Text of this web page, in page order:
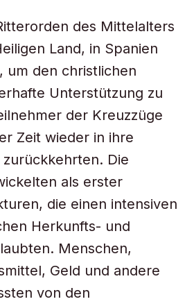
des Mittelalters
Land, in Spanien
um den christlichen
Unterstützung zu
der Kreuzzüge
Zeit wieder in ihre
Die
als erster
die einen intensiven
Herkunfts- und
Menschen,
Geld und andere
von den